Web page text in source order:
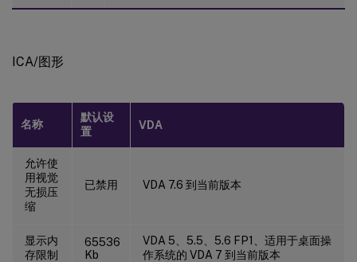
ICA/图形
名称
默认设
置
VDA
允许使
用视觉
无损压
缩
已禁用 VDA 7.6 到当前版本
显示内
存限制
65536
Kb
VDA 5、5.5、5.6 FP1、适用于桌面操
作系统的 VDA 7 到当前版本